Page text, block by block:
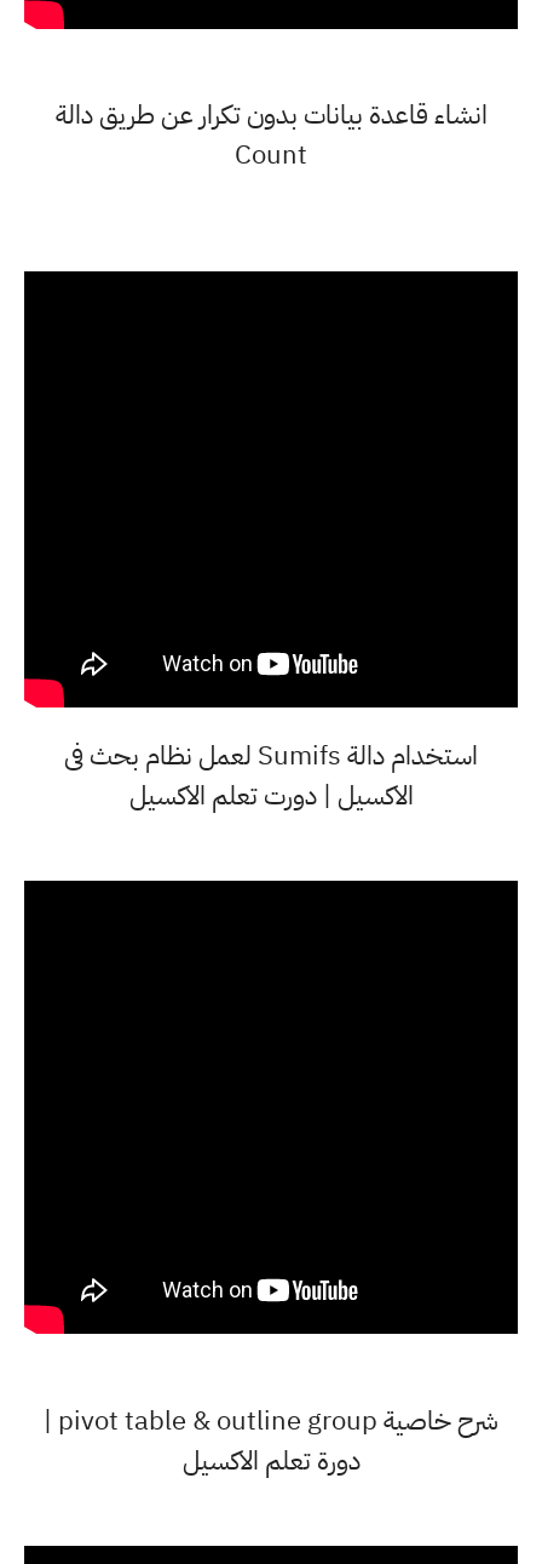
انشاء قاعدة بيانات بدون تكرار عن طريق دالة
Count
استخدام دالة Sumifs لعمل نظام بحث فى
الاكسيل | دورت تعلم الاكسيل
شرح خاصية pivot table & outline group |
دورة تعلم الاكسيل